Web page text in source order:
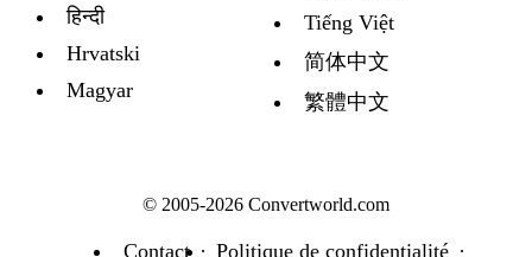
हिन्दी
Hrvatski
Magyar
Tiếng Việt
简体中文
繁體中文
© 2005-2026 Convertworld.com
Contact Politique de confidentialité